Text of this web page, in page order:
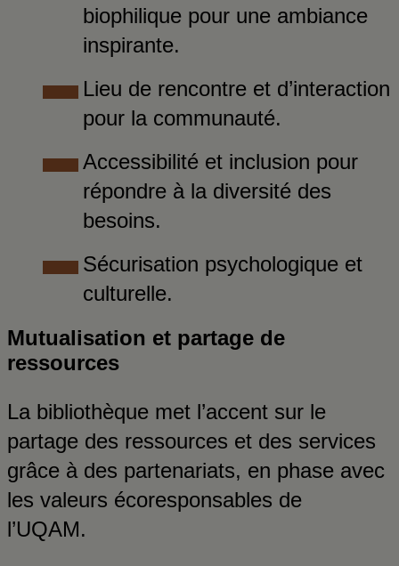
biophilique pour une ambiance
inspirante.
Lieu de rencontre et d’interaction
pour la communauté.
Accessibilité et inclusion pour
répondre à la diversité des
besoins.
Sécurisation psychologique et
culturelle.
Mutualisation et partage de
ressources
La bibliothèque met l’accent sur le
partage des ressources et des services
grâce à des partenariats, en phase avec
les valeurs écoresponsables de
l’UQAM.